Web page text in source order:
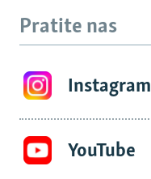
Pratite nas
Instagram
YouTube